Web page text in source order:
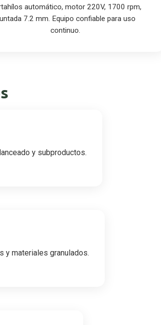
automático, motor 220V, 1700 rpm,
7.2 mm. Equipo confiable para uso
continuo.
y subproductos.
y materiales granulados.